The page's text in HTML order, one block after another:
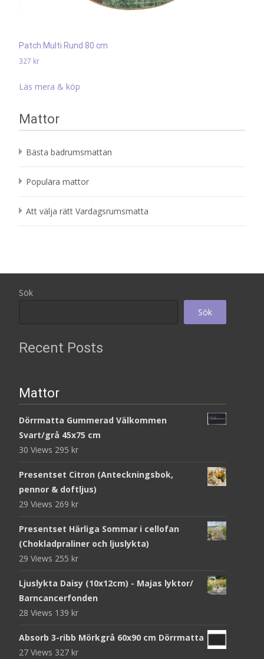
Patch Multi Rund 80 cm
327 kr
Läs mera & köp
Mattor
Bästa badrumsmattan
Populära mattor
Att välja rätt Vardagsrumsmatta
Sök
Sök
Recent Posts
Mattor
Dörrmatta Gummerad Välkommen
Svart/grå 45x75 cm
30 Views 295 kr
Presentset Citron (Anteckningsbok,
pennor & doftljus)
29 Views 269 kr
Presentset Härliga Sommar i cellofan
(Chokladpraliner och ljuslykta)
29 Views 255 kr
Ljuslykta Daisy (10x12cm) - Majas lyktor/
Barncancerfonden
28 Views 139 kr
Absorb 3-ribb Mörkgrå 60x90 cm Dörrmatta
27 Views 327 kr